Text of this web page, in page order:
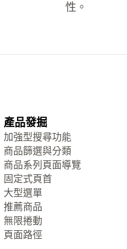
性。
產品發掘
加強型搜尋功能
商品篩選與分類
商品系列頁面導覽
固定式頁首
大型選單
推薦商品
無限捲動
頁面路徑